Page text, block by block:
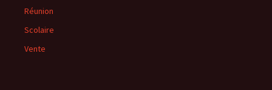
Réunion
Scolaire
Vente